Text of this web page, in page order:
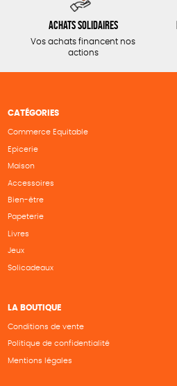
Achats solidaires
Vos achats financent nos
actions
CATÉGORIES
Commerce Equitable
Epicerie
Maison
Accessoires
Bien-être
Papeterie
Livres
Jeux
Solicadeaux
LA BOUTIQUE
Conditions de vente
Politique de confidentialité
Mentions légales